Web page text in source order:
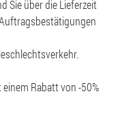
Sie über die Lieferzeit
Rabatt von -50%